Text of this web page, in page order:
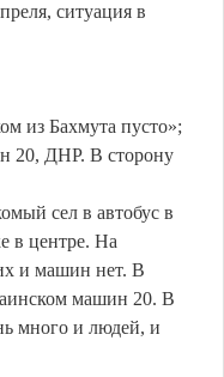
ситуация в
из Бахмута пусто»;
20, ДНР. В сторону
сел в автобус в
в центре. На
и машин нет. В
машин 20. В
много и людей, и